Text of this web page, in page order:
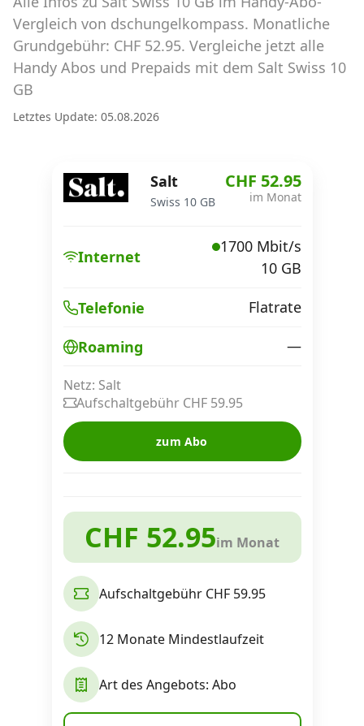
Abos für Tablets, Hotspots und Smart
Watches
Tarifrechner Handy-Abo
Alle Anbieter
Mobilfunknetz Schweiz
Roaming-Tarife abfragen
Handy-Abo kündigen oder
wechseln
Internet, TV, Telefon
Aktionen
News
Forum
Über uns
Vergleich von dschungelkompass. Monatliche
Grundgebühr: CHF 52.95. Vergleiche jetzt alle
Handy Abos und Prepaids mit dem Salt Swiss 10
GB
Letztes Update: 05.08.2026
Salt
Swiss 10 GB
CHF 52.95
im Monat
Internet
1700 Mbit/s
10 GB
Telefonie Flatrate
Roaming —
Netz: Salt
Aufschaltgebühr CHF 59.95
zum Abo
CHF 52.95im Monat
Aufschaltgebühr CHF 59.95
12 Monate Mindestlaufzeit
Art des Angebots: Abo